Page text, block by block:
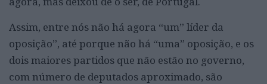
Assim, entre nós não há agora “um” líder da
oposição”, até porque não há “uma” oposição, e os
dois maiores partidos que não estão no governo,
com número de deputados aproximado, são